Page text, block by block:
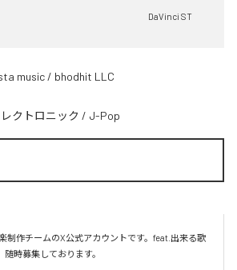
DaVinci ST
music / bhodhit LLC
クトロニック / J-Pop
楽制作チームのX公式アカウントです。feat.出来る歌
時募集しております。